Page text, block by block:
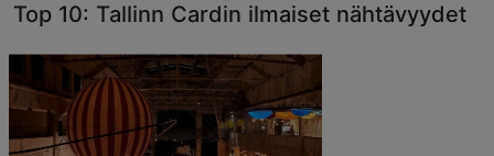
Top 10: Tallinn Cardin ilmaiset nähtävyydet